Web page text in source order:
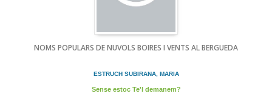
NOMS POPULARS DE NUVOLS BOIRES I VENTS AL BERGUEDA
ESTRUCH SUBIRANA, MARIA
Sense estoc Te'l demanem?